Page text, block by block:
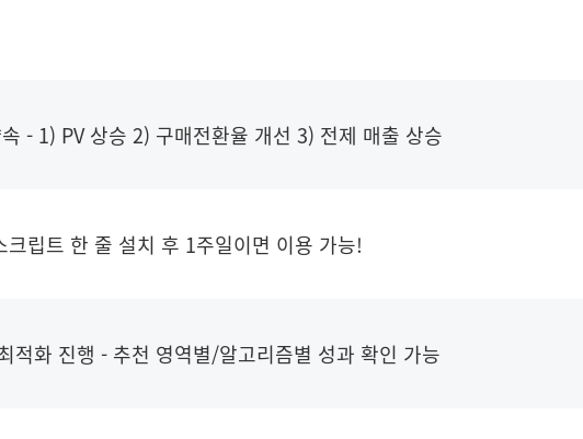
- 1) PV 상승 2) 구매전환율 개선 3) 전제 매출 상승
크립트 한 줄 설치 후 1주일이면 이용 가능!
적화 진행 - 추천 영역별/알고리즘별 성과 확인 가능